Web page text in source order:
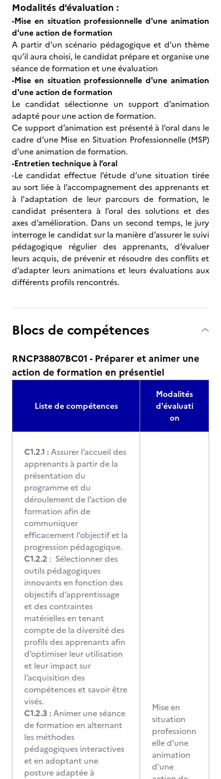
Modalités d'évaluation :
-Mise en situation professionnelle d'une animation
d'une action de formation
A partir d’un scénario pédagogique et d’un thème
qu’il aura choisi, le candidat prépare et organise une
séance de formation et une évaluation
-Mise en situation professionnelle d'une animation
d'une action de formation
Le candidat sélectionne un support d’animation
adapté pour une action de formation.
Ce support d’animation est présenté à l’oral dans le
cadre d’une Mise en Situation Professionnelle (MSP)
d’une animation de formation.
-Entretien technique à l’oral
-Le candidat effectue l’étude d’une situation tirée
au sort liée à l’accompagnement des apprenants et
à l'adaptation de leur parcours de formation, le
candidat présentera à l’oral des solutions et des
axes d’amélioration. Dans un second temps, le jury
interroge le candidat sur la manière d’assurer le suivi
pédagogique régulier des apprenants, d’évaluer
leurs acquis, de prévenir et résoudre des conflits et
d’adapter leurs animations et leurs évaluations aux
différents profils rencontrés.
Blocs de compétences
RNCP38807BC01 - Préparer et animer une
action de formation en présentiel
Liste de compétences
Modalités
d'évaluati
on
C1.2.1 :Assurer l’accueil des
apprenants à partir de la
présentation du
programme et du
déroulement de l’action de
formation afin de
communiquer
efficacement l’objectif et la
progression pédagogique.
C1.2.2 : Sélectionner des
outils pédagogiques
innovantsen fonction des
objectifs d’apprentissage
et des contraintes
matérielles en tenant
compte de la diversité des
profils des apprenants afin
d’optimiser leur utilisation
et leur impact sur
l’acquisition des
compétences et savoir être
visés.
C1.2.3 :Animer une séance
de formation en alternant
les méthodes
pédagogiques interactives
et en adoptant une
posture adaptée à
Mise en
situation
professionn
elle d'une
animation
d'une